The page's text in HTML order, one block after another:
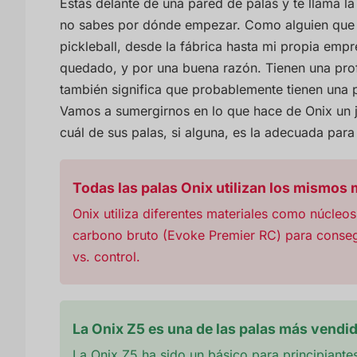
Estás delante de una pared de palas y te llama
no sabes por dónde empezar. Como alguien
pickleball, desde la fábrica hasta mi propia
quedado, y por una buena razón. Tienen una
también significa que probablemente tienen
Vamos a sumergirnos en lo que hace de Onix
cuál de sus palas, si alguna, es la adecuada
Todas las palas Onix utilizan los mismos
Onix utiliza diferentes materiales como
carbono bruto (Evoke Premier RC) para
vs. control.
La Onix Z5 es una de las palas más